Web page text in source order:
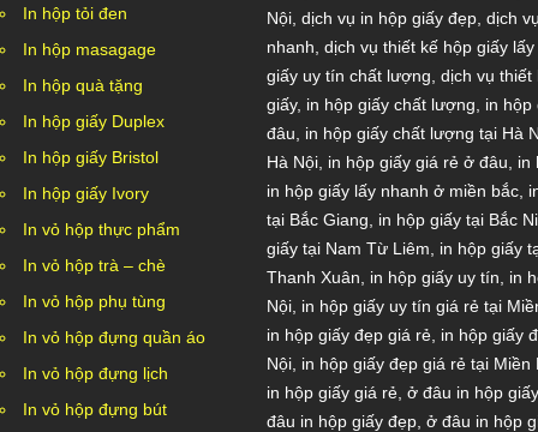
Nội dịch vụ in hộp giấy đẹp dịch
nhanh dịch vụ thiết kế hộp giấy
giấy uy tín chất lượng dịch vụ thiết
giấy, in hộp giấy chất lượng
in hộp
đâu
in hộp giấy chất lượng tại Hà
Hà Nội in hộp giấy giá rẻ ở đâu
in
in hộp giấy lấy nhanh ở miền bắc
tại Bắc Giang
in hộp giấy tại Bắc
giấy tại Nam Từ Liêm
in hộp giấy
Thanh Xuân
in hộp giấy uy tín
in
Nội in hộp giấy uy tín giá rẻ tại
in hộp giấy đẹp giá rẻ in hộp giấy
Nội in hộp giấy đẹp giá rẻ tại Miền
in hộp giấy giá rẻ ở đâu in hộp giấy
đâu in hộp giấy đẹp ở đâu in hộp
In hộp tỏi đen
In hộp masagage
In hộp quà tặng
In hộp giấy Duplex
In hộp giấy Bristol
In hộp giấy Ivory
In vỏ hộp thực phẩm
In vỏ hộp trà – chè
In vỏ hộp phụ tùng
In vỏ hộp đựng quần áo
In vỏ hộp đựng lịch
In vỏ hộp đựng bút